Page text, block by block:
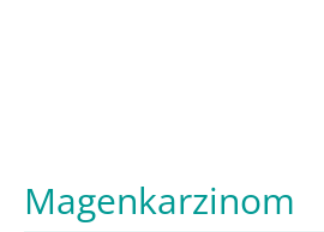
Magenkarzinom